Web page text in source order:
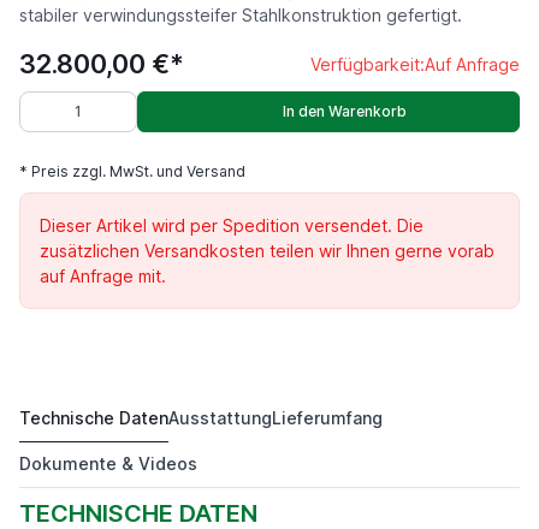
stabiler verwindungssteifer Stahlkonstruktion gefertigt.
32.800,00 €* Verfügbarkeit:Auf Anfrage
In den Warenkorb
* Preis zzgl. MwSt. und Versand
Dieser Artikel wird per Spedition versendet. Die
zusätzlichen Versandkosten teilen wir Ihnen gerne vorab
auf Anfrage mit.
SBKM 2540/45E
32.800,00 €*
Technische DatenAusstattungLieferumfang
Dokumente & Videos
TECHNISCHE DATEN